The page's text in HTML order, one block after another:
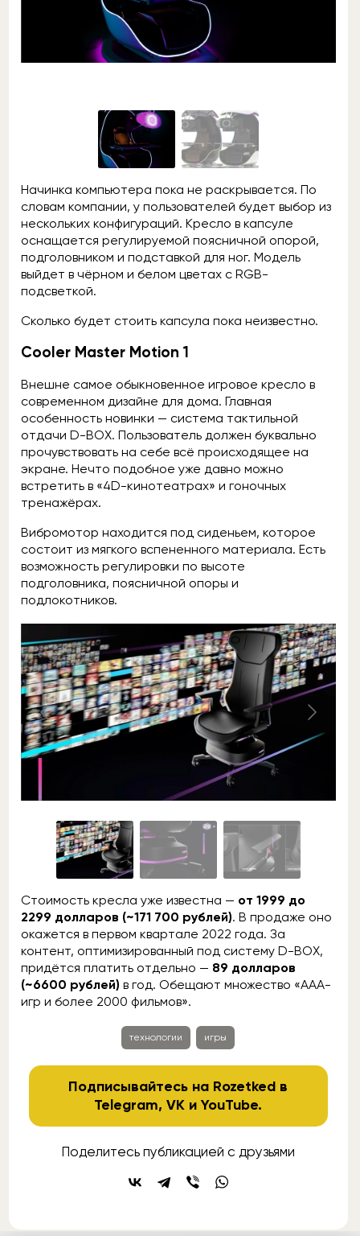
Начинка компьютера пока не раскрывается. По
словам компании, у пользователей будет выбор из
нескольких конфигураций. Кресло в капсуле
оснащается регулируемой поясничной опорой,
подголовником и подставкой для ног. Модель
выйдет в чёрном и белом цветах с RGB-
подсветкой.
Сколько будет стоить капсула пока неизвестно.
Cooler Master Motion 1
Внешне самое обыкновенное игровое кресло в
современном дизайне для дома. Главная
особенность новинки — система тактильной
отдачи D-BOX. Пользователь должен буквально
прочувствовать на себе всё происходящее на
экране. Нечто подобное уже давно можно
встретить в «4D-кинотеатрах» и гоночных
тренажёрах.
Вибромотор находится под сиденьем, которое
состоит из мягкого вспененного материала. Есть
возможность регулировки по высоте
подголовника, поясничной опоры и
подлокотников.
Стоимость кресла уже известна — от 1999 до
2299 долларов (~171 700 рублей). В продаже оно
окажется в первом квартале 2022 года. За
контент, оптимизированный под систему D-BOX,
придётся платить отдельно — 89 долларов
(~6600 рублей) в год. Обещают множество «AAA-
игр и более 2000 фильмов».
технологии игры
Подписывайтесь на Rozetked в
Telegram,VK иYouTube.
Поделитесь публикацией с друзьями